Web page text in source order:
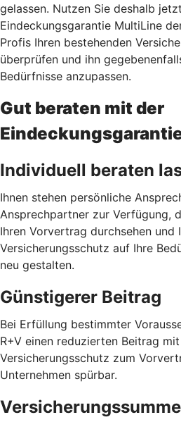
gelassen. Nutzen Sie deshalb jetzt
Eindeckungsgarantie MultiLine
Profis Ihren bestehenden
überprüfen und ihn
Bedürfnisse anzupassen.
Gut beraten mit der
Individuell beraten
Ihnen stehen persönliche
Ansprechpartner zur Verfügung,
Ihren Vorvertrag durchsehen und
Versicherungsschutz auf Ihre
neu gestalten.
Günstigerer Beitrag
Bei Erfüllung bestimmter
R+V einen reduzierten Beitrag
Versicherungsschutz zum
Unternehmen spürbar.